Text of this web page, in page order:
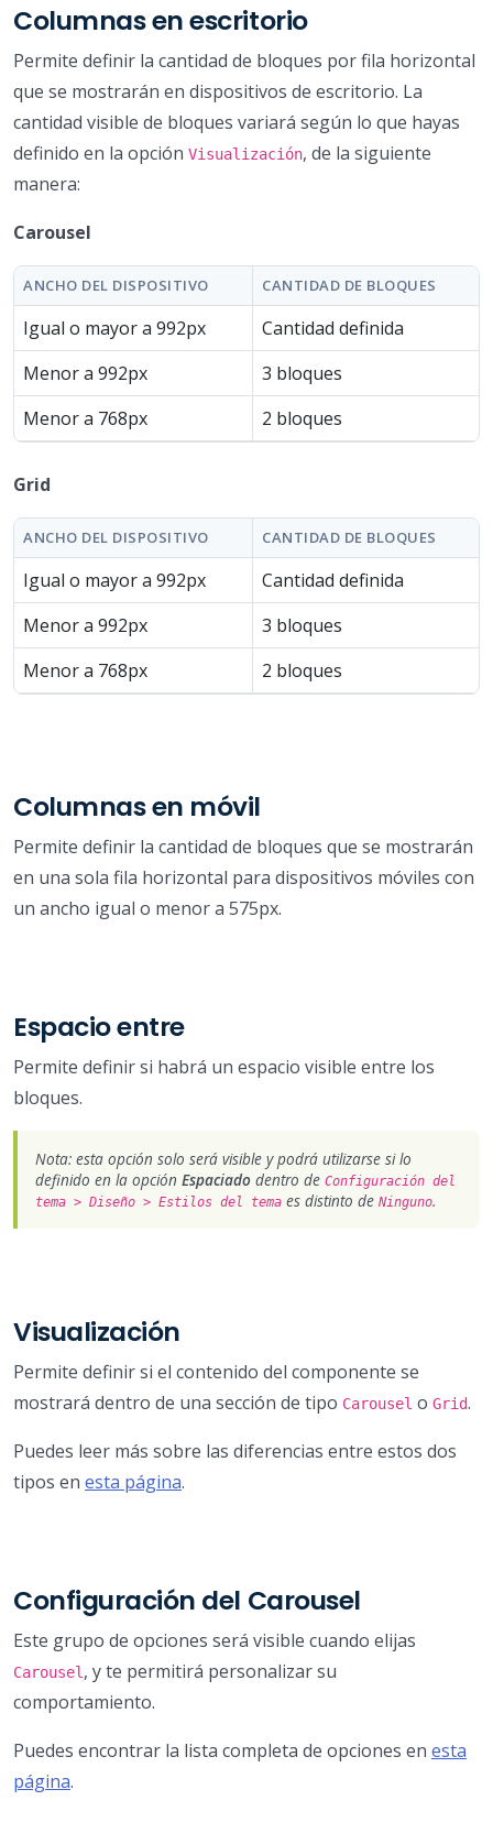
Columnas en escritorio
Permite definir la cantidad de bloques por fila horizontal
que se mostrarán en dispositivos de escritorio. La
cantidad visible de bloques variará según lo que hayas
definido en la opción Visualización, de la siguiente
manera:
Carousel
ANCHO DEL DISPOSITIVO CANTIDAD DE BLOQUES
Igual o mayor a 992px
Cantidad definida
Menor a 992px
3 bloques
Menor a 768px
2 bloques
Grid
ANCHO DEL DISPOSITIVO CANTIDAD DE BLOQUES
Igual o mayor a 992px
Cantidad definida
Menor a 992px
3 bloques
Menor a 768px
2 bloques
Columnas en móvil
Permite definir la cantidad de bloques que se mostrarán
en una sola fila horizontal para dispositivos móviles con
un ancho igual o menor a 575px.
Espacio entre
Permite definir si habrá un espacio visible entre los
bloques.
Nota: esta opción solo será visible y podrá utilizarse si lo
definido en la opción Espaciado dentro de Configuración del
tema > Diseño > Estilos del tema es distinto de Ninguno.
Visualización
Permite definir si el contenido del componente se
mostrará dentro de una sección de tipo Carousel o Grid.
Puedes leer más sobre las diferencias entre estos dos
tipos en esta página.
Configuración del Carousel
Este grupo de opciones será visible cuando elijas
Carousel , y te permitirá personalizar su
comportamiento.
Puedes encontrar la lista completa de opciones en esta
página.